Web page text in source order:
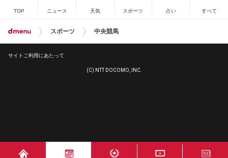
TOP ニュース 天気 スポーツ 占い すべて
スポーツ 中央競馬
サイトご利用にあたって
(C) NTT DOCOMO, INC.